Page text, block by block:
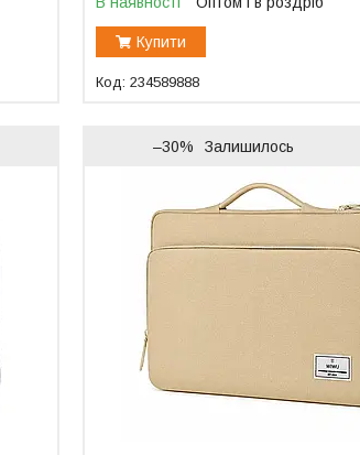
Купити
234589888
–30% Залишилось